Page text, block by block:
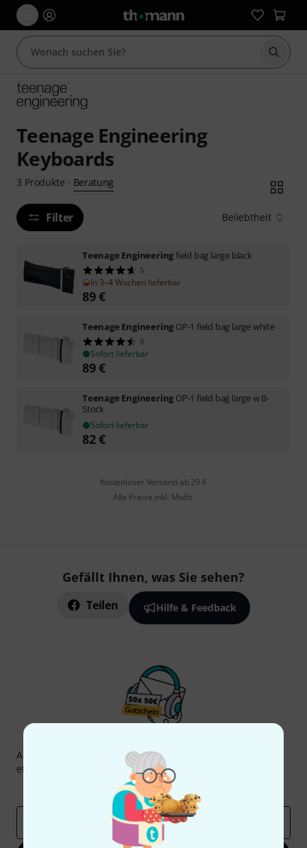
Suche
Teenage Engineering
Keyboards
3 Produkte · Beratung
Filter Beliebtheit
Teenage Engineeringfield bag large black
5
In 3–4 Wochen lieferbar
89€
Teenage Engineering OP-1 field bag large white
8
Sofort lieferbar
89€
Teenage Engineering OP-1 field bag large w B-
Stock
Sofort lieferbar
82€
Kostenloser Versand ab 29 €
Alle Preise inkl. MwSt.
Gefällt Ihnen, was Sie sehen?
Teilen Hilfe & Feedback
Abonniere den Thomann Newsletter und gewinne mit
etwas Glück einen von
50 Gutscheinen
Inspirierende Beiträge
Deals